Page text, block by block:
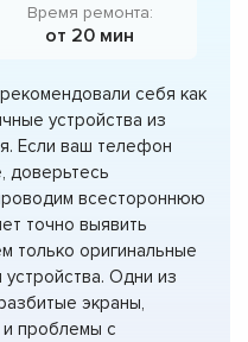
Время ремонта:
от 20 мин
себя как
устройства из
Если ваш телефон
доверьтесь
всестороннюю
точно выявить
только оригинальные
устройства. Одни из
экраны,
проблемы с